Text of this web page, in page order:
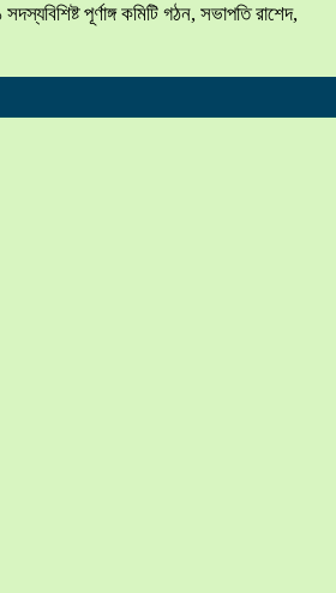
পূর্ণাঙ্গ কমিটি গঠন, সভাপতি রাশেদ,